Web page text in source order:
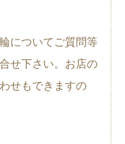
についてご質問等
せ下さい。お店の
せもできますの